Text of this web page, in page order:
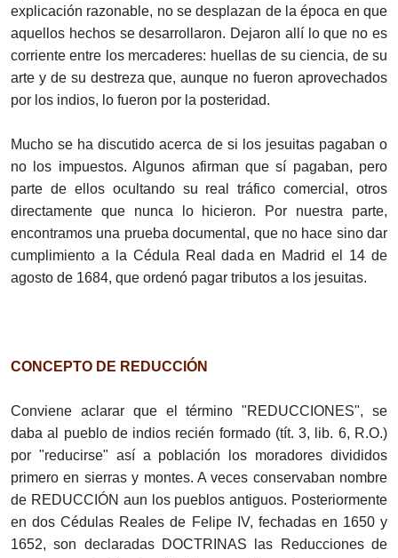
explicación razonable, no se desplazan de la época en que
aquellos hechos se desarrollaron. Dejaron allí lo que no es
corriente entre los mercaderes: huellas de su ciencia, de su
arte y de su destreza que, aunque no fueron aprovechados
por los indios, lo fueron por la posteridad.
Mucho se ha discutido acerca de si los jesuitas pagaban o
no los impuestos. Algunos afirman que sí pagaban, pero
parte de ellos ocultando su real tráfico comercial, otros
directamente que nunca lo hicieron. Por nuestra parte,
encontramos una prueba documental, que no hace sino dar
cumplimiento a la Cédula Real dada en Madrid el 14 de
agosto de 1684, que ordenó pagar tributos a los jesuitas.
CONCEPTO DE REDUCCIÓN
Conviene aclarar que el término "REDUCCIONES", se
daba al pueblo de indios recién formado (tít. 3, lib. 6, R.O.)
por "reducirse" así a población los moradores divididos
primero en sierras y montes. A veces conservaban nombre
de REDUCCIÓN aun los pueblos antiguos. Posteriormente
en dos Cédulas Reales de Felipe IV, fechadas en 1650 y
1652, son declaradas DOCTRINAS las Reducciones de